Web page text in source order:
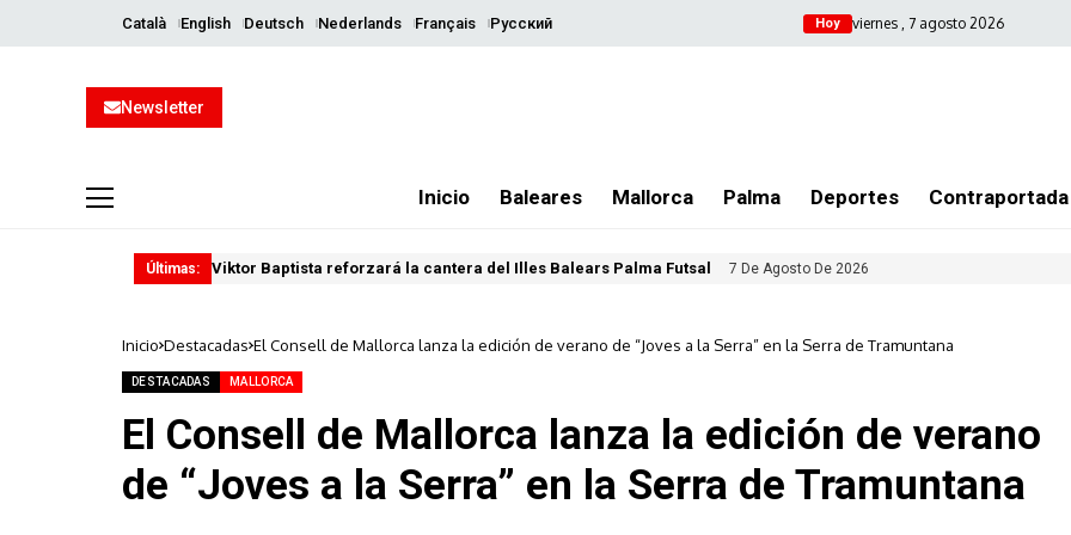
Català English Deutsch Nederlands Français Русский Hoy viernes , 7 agosto 2026
Newsletter
Inicio Baleares Mallorca Palma Deportes Contraportada
Últimas: Viktor Baptista reforzará la cantera del Illes Balears Palma Futsal 7 De Agosto De 2026
Inicio Destacadas El Consell de Mallorca lanza la edición de verano de “Joves a la Serra” en la Serra de Tramuntana
DESTACADAS MALLORCA
El Consell de Mallorca lanza la edición de verano
de “Joves a la Serra” en la Serra de Tramuntana